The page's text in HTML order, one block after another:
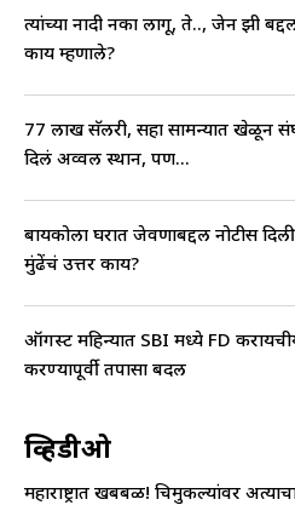
त्यांच्या नादी नका लागू, ते.., जेन झी
काय म्हणाले?
77 लाख सॅलरी, सहा सामन्यात खेळून
दिलं अव्वल स्थान, पण...
बायकोला घरात जेवणाबद्दल नोटीस
मुंढेंचं उत्तर काय?
ऑगस्ट महिन्यात SBI मध्ये FD
करण्यापूर्वी तपासा बदल
व्हिडीओ
महाराष्ट्रात खबबळ! चिमुकल्यांवर